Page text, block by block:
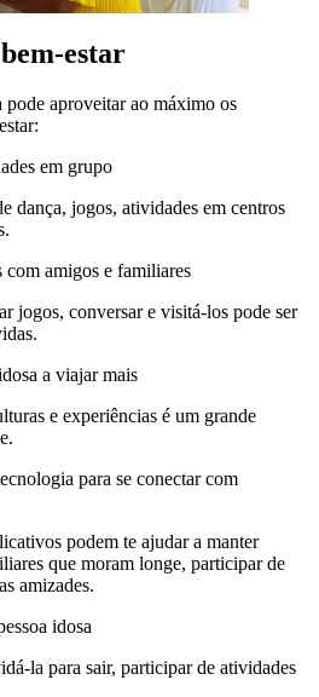
estar
pode aproveitar ao máximo os
em grupo
dança, jogos, atividades em centros
com amigos e familiares
jogos, conversar e visitá-los pode ser
a viajar mais
e experiências é um grande
para se conectar com
podem te ajudar a manter
que moram longe, participar de
amizades.
idosa
la para sair, participar de atividades